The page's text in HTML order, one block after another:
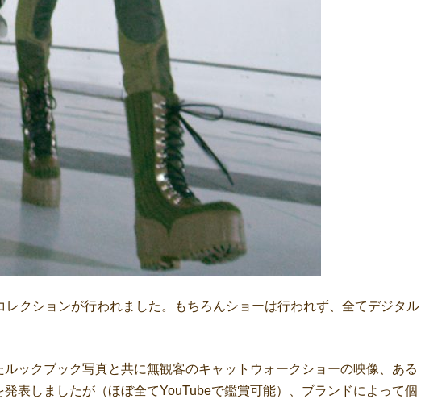
クションが行われました。もちろんショーは行われず、全てデジタル
ックブック写真と共に無観客のキャットウォークショーの映像、ある
表しましたが（ほぼ全てYouTubeで鑑賞可能）、ブランドによって個